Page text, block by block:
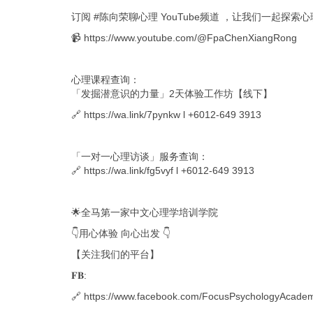
订阅 #陈向荣聊心理 YouTube频道 ，让我们一起探索心
📹 https://www.youtube.com/@FpaChenXiangRong
心理课程查询：
「发掘潜意识的力量」2天体验工作坊【线下】
🔗 https://wa.link/7pynkw l +6012-649 3913
「一对一心理访谈」服务查询：
🔗 https://wa.link/fg5vyf l +6012-649 3913
🌟全马第一家中文心理学培训学院
👇用心体验 向心出发 👇
【关注我们的平台】
𝐅𝐁:
🔗 https://www.facebook.com/